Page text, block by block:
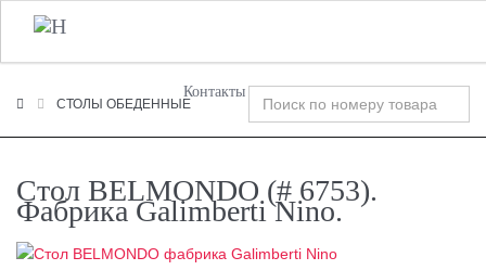
+7 (495) 120-00-58
Контакты
СТОЛЫ ОБЕДЕННЫЕ
Стол BELMONDO (# 6753).
Фабрика Galimberti Nino.